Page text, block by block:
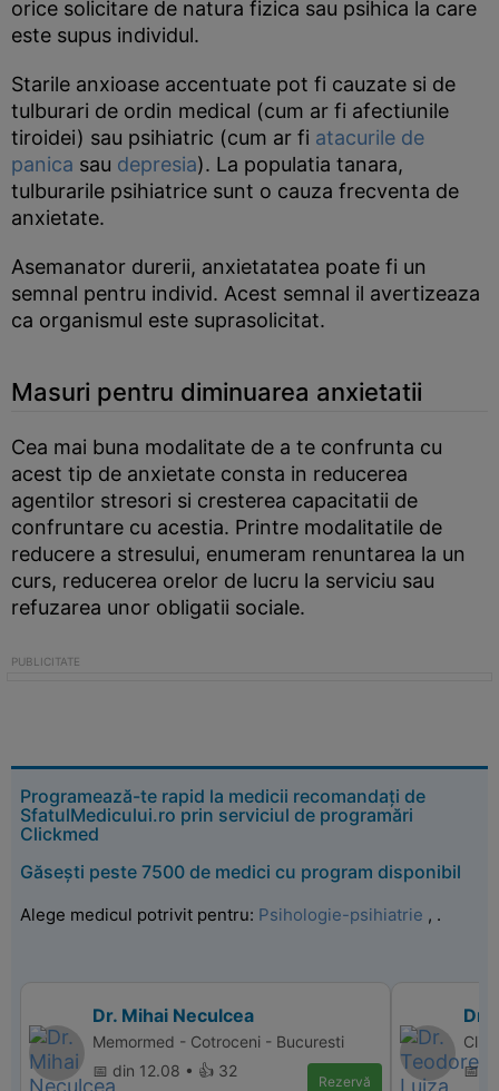
orice solicitare de natura fizica sau psihica la care
este supus individul.
Starile anxioase accentuate pot fi cauzate si de
tulburari de ordin medical (cum ar fi afectiunile
tiroidei) sau psihiatric (cum ar fi atacurile de
panica sau depresia). La populatia tanara,
tulburarile psihiatrice sunt o cauza frecventa de
anxietate.
Asemanator durerii, anxietatatea poate fi un
semnal pentru individ. Acest semnal il avertizeaza
ca organismul este suprasolicitat.
Masuri pentru diminuarea anxietatii
Cea mai buna modalitate de a te confrunta cu
acest tip de anxietate consta in reducerea
agentilor stresori si cresterea capacitatii de
confruntare cu acestia. Printre modalitatile de
reducere a stresului, enumeram renuntarea la un
curs, reducerea orelor de lucru la serviciu sau
refuzarea unor obligatii sociale.
Programează-te rapid la medicii recomandați de
SfatulMedicului.ro prin serviciul de programări
Clickmed
Găsești peste 7500 de medici cu program disponibil
Alege medicul potrivit pentru: Psihologie-psihiatrie , .
Dr. Mihai Neculcea
Memormed - Cotroceni - Bucuresti
📅 din 12.08 • 👍 32
Rezervă
Dr.
📅